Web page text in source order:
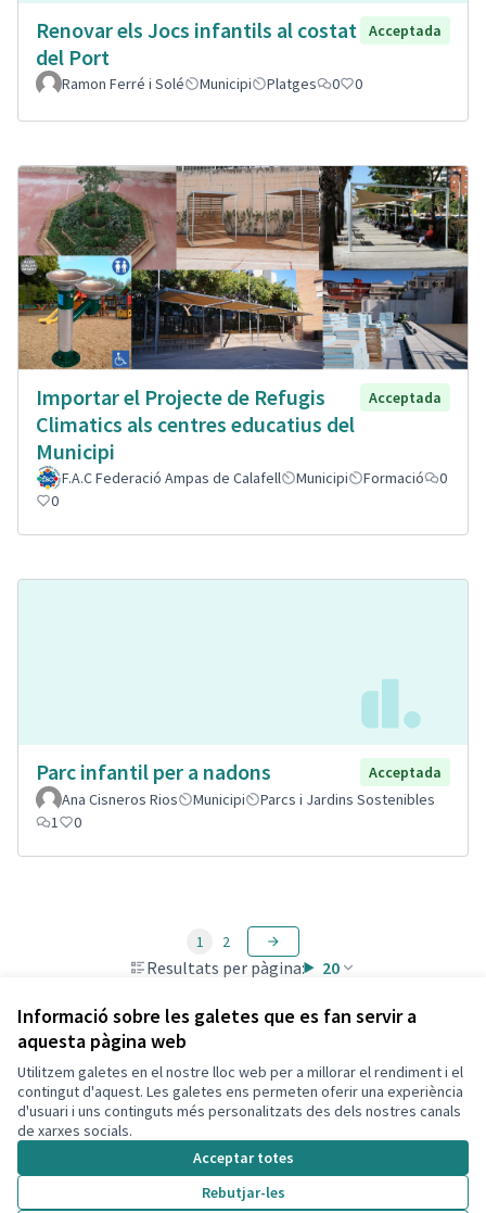
Informació sobre les galetes que es fan servir a
aquesta pàgina web
Utilitzem galetes en el nostre lloc web per a millorar el rendiment i el
contingut d'aquest. Les galetes ens permeten oferir una experiència
d'usuari i uns continguts més personalitzats des dels nostres canals
de xarxes socials.
Acceptar totes
Rebutjar-les
Renovar els Jocs infantils al costat
del Port
Acceptada
Ramon Ferré i Solé Municipi Platges 0 0
Importar el Projecte de Refugis
Climatics als centres educatius del
Municipi
Acceptada
F.A.C Federació Ampas de Calafell Municipi Formació
0
0
Parc infantil per a nadons
Acceptada
Ana Cisneros Rios
Municipi
Parcs i Jardins Sostenibles
1
0
Resultats per pàgina: 20
1 2
Termes i condicions d'ús
Configuració de les galetes
Decidim Calafell a X
(Enllaç extern)
Decidim Calafell a Facebook
Decidim Calafell a YouTube
Decidim Calafell a GitHub
(Enllaç extern)